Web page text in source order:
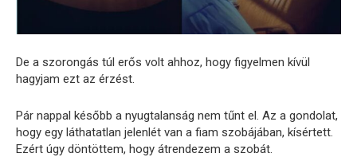
De a szorongás túl erős volt ahhoz, hogy figyelmen kívül
hagyjam ezt az érzést.
Pár nappal később a nyugtalanság nem tűnt el. Az a gondolat,
hogy egy láthatatlan jelenlét van a fiam szobájában, kísértett.
Ezért úgy döntöttem, hogy átrendezem a szobát.